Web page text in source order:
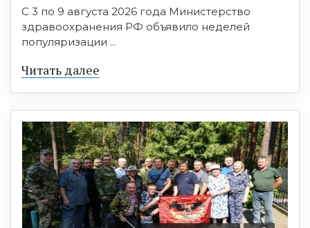
С 3 по 9 августа 2026 года Министерство
здравоохранения РФ объявило неделей
популяризации ...
Читать далее